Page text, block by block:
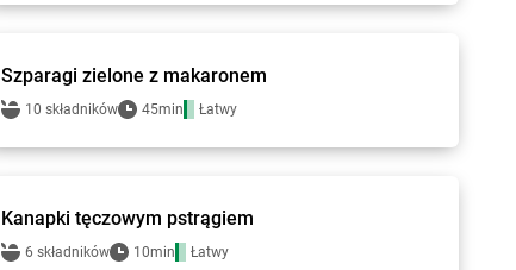
bi1 - przepisy
Szparagi zielone z makaronem
10 składników 45min Łatwy
bi1 - przepisy
Kanapki tęczowym pstrągiem
6 składników 10min Łatwy